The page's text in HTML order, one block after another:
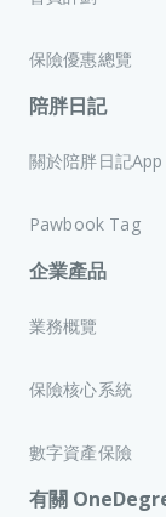
保險優惠總覽
陪胖日記
關於陪胖日記App
Pawbook Tag
企業產品
業務概覽
保險核心系統
數字資產保險
有關